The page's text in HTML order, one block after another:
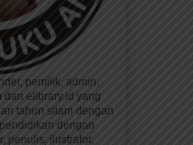
pemilik, admin,
dan elibrary.id yang
tahun silam dengan
dengan
penulis, ilustrator,